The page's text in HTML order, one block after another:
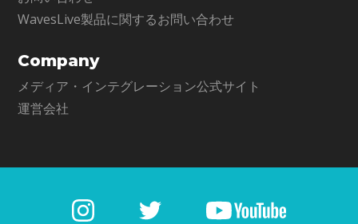
WavesLive製品に関するお問い合わせ
Company
メディア・インテグレーション公式サイト
運営会社